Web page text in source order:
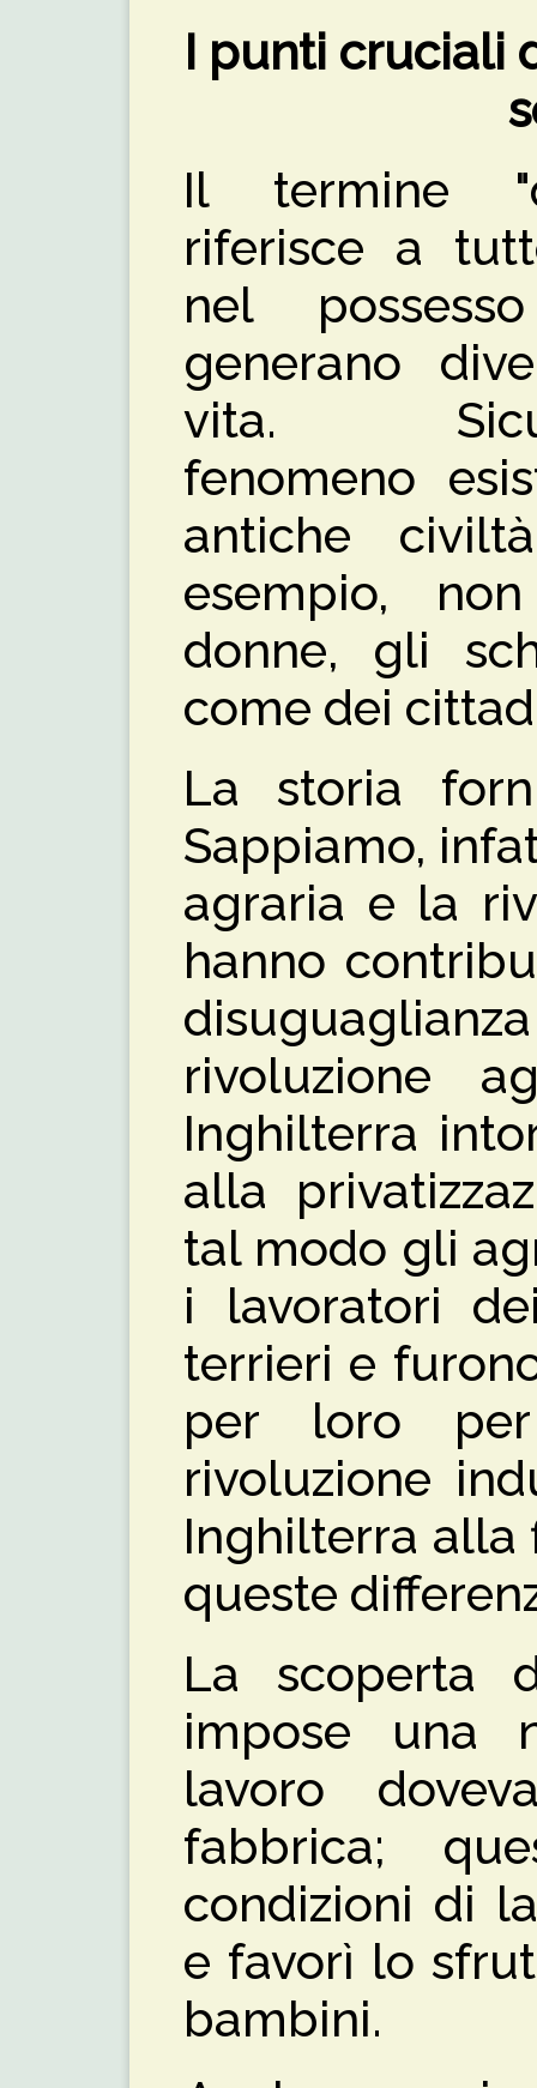
I punti cruciali
Il termine
riferisce a
nel
generano
vita.
fenomeno
antiche
esempio,
donne, gli
come dei
La storia
Sappiamo,
agraria e la
hanno
rivoluzione
Inghilterra
alla
tal modo gli
i lavoratori
terrieri e
per loro per
rivoluzione
Inghilterra alla
queste
La scoperta
impose una
lavoro
fabbrica;
condizioni di
e favorì lo
bambini.